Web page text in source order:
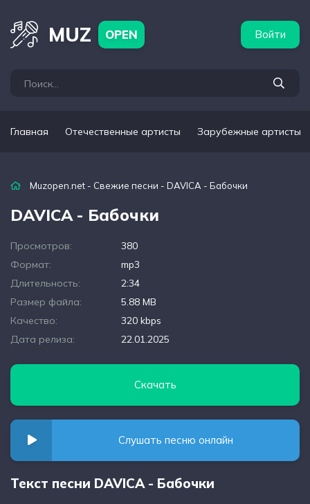
MUZ OPEN Войти
Главная Отечественные артисты Зарубежные артисты
Muzopen.net - Свежие песни - DAVICA - Бабочки
DAVICA - Бабочки
Просмотров:
380
Формат:
mp3
Длительность:
2:34
Размер файла:
5.88 MB
Качество:
320 kbps
Дата релиза:
22.01.2025
Скачать
Слушать песню онлайн
Текст песни DAVICA - Бабочки
артисты Популярные подборки